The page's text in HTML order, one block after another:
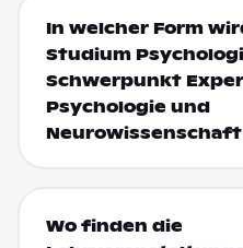
In welcher Form
Studium
Schwerpunkt
Psychologie und
Wo finden die